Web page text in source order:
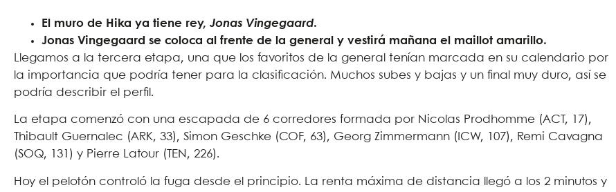
El muro de Hika ya tiene rey, Jonas Vingegaard.
Jonas Vingegaard se coloca al frente de la general y vestirá mañana el maillot amarillo.
Llegamos a la tercera etapa, una que los favoritos de la general tenían marcada en su calendario por
la importancia que podría tener para la clasificación. Muchos subes y bajas y un final muy duro, así se
podría describir el perfil.
La etapa comenzó con una escapada de 6 corredores formada por Nicolas Prodhomme (ACT, 17),
Thibault Guernalec (ARK, 33), Simon Geschke (COF, 63), Georg Zimmermann (ICW, 107), Remi Cavagna
(SOQ, 131) y Pierre Latour (TEN, 226).
Hoy el pelotón controló la fuga desde el principio. La renta máxima de distancia llegó a los 2 minutos y